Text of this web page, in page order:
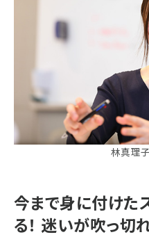
林真理子
今まで身に付けた
る！ 迷いが吹っ切